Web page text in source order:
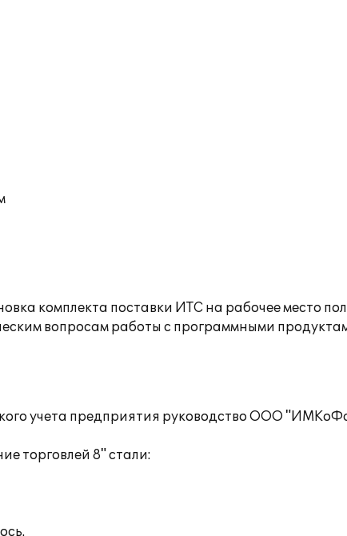
комплекта поставки ИТС на рабочее место
вопросам работы с программными
учета предприятия руководство ООО
торговлей 8" стали: